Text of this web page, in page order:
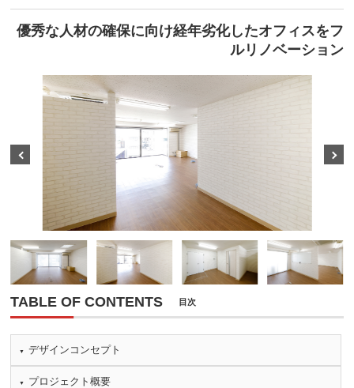
優秀な人材の確保に向け経年劣化したオフィスをフ
ルリノベーション
TABLE OF CONTENTS 目次
デザインコンセプト
プロジェクト概要